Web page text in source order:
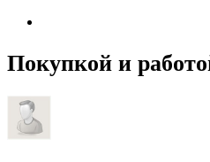
Покупкой и